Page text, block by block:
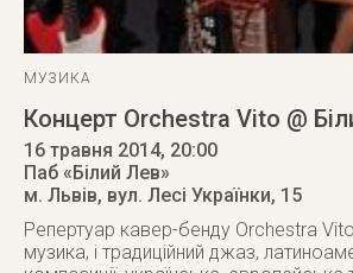
МУЗИКА
Концерт Orchestra Vito @
16 травня 2014, 20:00
Паб «Білий Лев»
м. Львів, вул. Лесі Українки, 15
Репертуар кавер-бенду Orchestra
музика, і традиційний джаз,